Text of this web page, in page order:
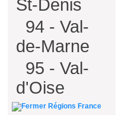
St-Denis
94 - Val-
de-Marne
95 - Val-
d'Oise
Régions France